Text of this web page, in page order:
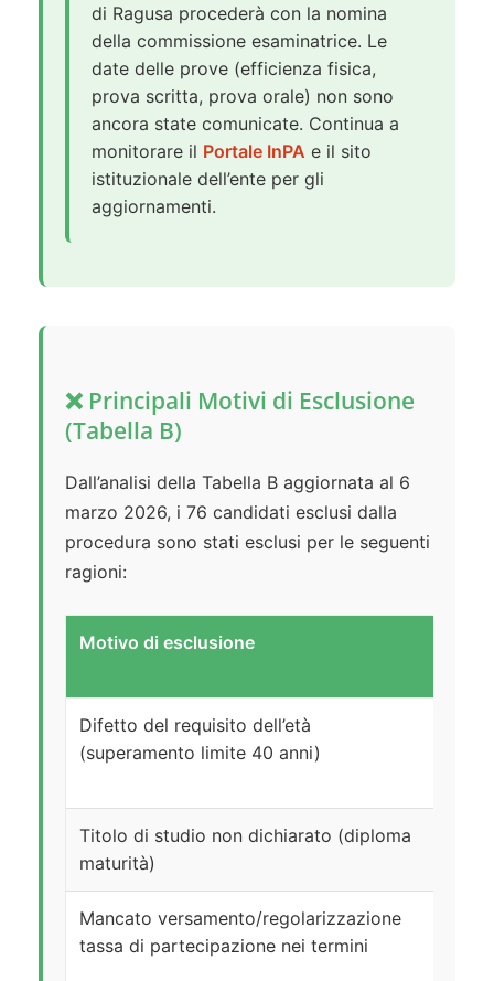
di Ragusa procederà con la nomina
della commissione esaminatrice. Le
date delle prove (efficienza fisica,
prova scritta, prova orale) non sono
ancora state comunicate. Continua a
monitorare il Portale InPA e il sito
istituzionale dell’ente per gli
aggiornamenti.
❌ Principali Motivi di Esclusione
(Tabella B)
Dall’analisi della Tabella B aggiornata al 6
marzo 2026, i 76 candidati esclusi dalla
procedura sono stati esclusi per le seguenti
ragioni:
Motivo di esclusione
Difetto del requisito dell’età
(superamento limite 40 anni)
Titolo di studio non dichiarato (diploma
maturità)
Mancato versamento/regolarizzazione
tassa di partecipazione nei termini